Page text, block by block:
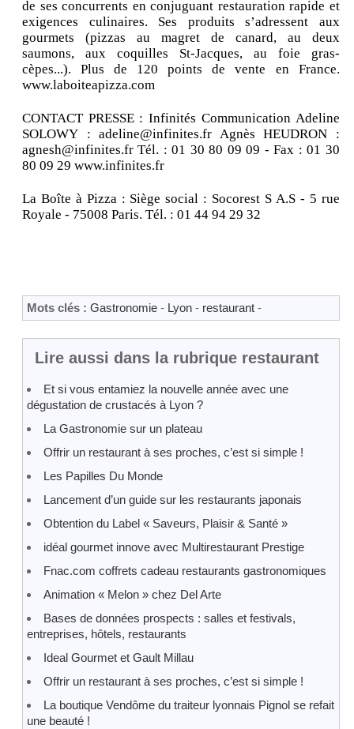
de ses concurrents en conjuguant restauration rapide et
exigences culinaires. Ses produits s’adressent aux
gourmets (pizzas au magret de canard, au deux
saumons, aux coquilles St-Jacques, au foie gras-
cèpes...). Plus de 120 points de vente en France.
www.laboiteapizza.com
CONTACT PRESSE : Infinités Communication Adeline
SOLOWY : adeline@infinites.fr Agnès HEUDRON :
agnesh@infinites.fr Tél. : 01 30 80 09 09 - Fax : 01 30
80 09 29 www.infinites.fr
La Boîte à Pizza : Siège social : Socorest S A.S - 5 rue
Royale - 75008 Paris. Tél. : 01 44 94 29 32
Mots clés : Gastronomie - Lyon - restaurant -
Lire aussi dans la rubrique restaurant
Et si vous entamiez la nouvelle année avec une
dégustation de crustacés à Lyon ?
La Gastronomie sur un plateau
Offrir un restaurant à ses proches, c’est si simple !
Les Papilles Du Monde
Lancement d’un guide sur les restaurants japonais
Obtention du Label « Saveurs, Plaisir & Santé »
idéal gourmet innove avec Multirestaurant Prestige
Fnac.com coffrets cadeau restaurants gastronomiques
Animation « Melon » chez Del Arte
Bases de données prospects : salles et festivals,
entreprises, hôtels, restaurants
Ideal Gourmet et Gault Millau
Offrir un restaurant à ses proches, c’est si simple !
La boutique Vendôme du traiteur lyonnais Pignol se refait
une beauté !